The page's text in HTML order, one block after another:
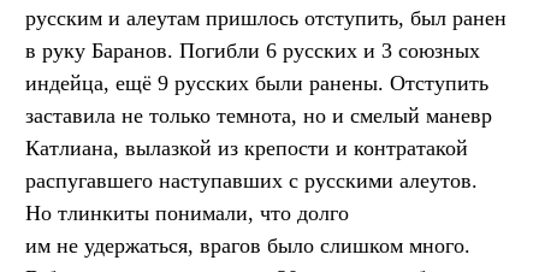
русским и алеутам пришлось отступить, был ранен
в руку Баранов. Погибли 6 русских и 3 союзных
индейца, ещё 9 русских были ранены. Отступить
заставила не только темнота, но и смелый маневр
Катлиана, вылазкой из крепости и контратакой
распугавшего наступавших с русскими алеутов.
Но тлинкиты понимали, что долго
им не удержаться, врагов было слишком много.